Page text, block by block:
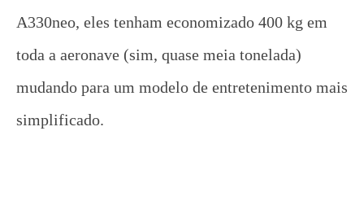
A330neo, eles tenham economizado 400 kg em
toda a aeronave (sim, quase meia tonelada)
mudando para um modelo de entretenimento mais
simplificado.